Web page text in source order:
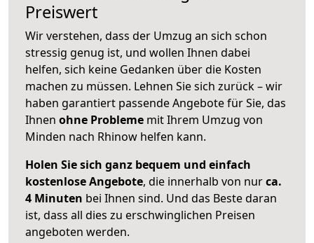
Preiswert
Wir verstehen, dass der Umzug an sich schon
stressig genug ist, und wollen Ihnen dabei
helfen, sich keine Gedanken über die Kosten
machen zu müssen. Lehnen Sie sich zurück – wir
haben garantiert passende Angebote für Sie, das
Ihnen ohne Probleme mit Ihrem Umzug von
Minden nach Rhinow helfen kann.
Holen Sie sich ganz bequem und einfach
kostenlose Angebote, die innerhalb von nurca.
4 Minuten bei Ihnen sind. Und das Beste daran
ist, dass all dies zu erschwinglichen Preisen
angeboten werden.